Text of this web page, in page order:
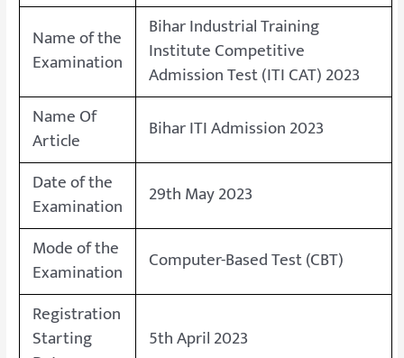
Name of the
Examination
Bihar Industrial Training
Institute Competitive
Admission Test (ITI CAT) 2023
Name Of
Article
Bihar ITI Admission 2023
Date of the
Examination
29th May 2023
Mode of the
Examination
Computer-Based Test (CBT)
Registration
Starting
5th April 2023